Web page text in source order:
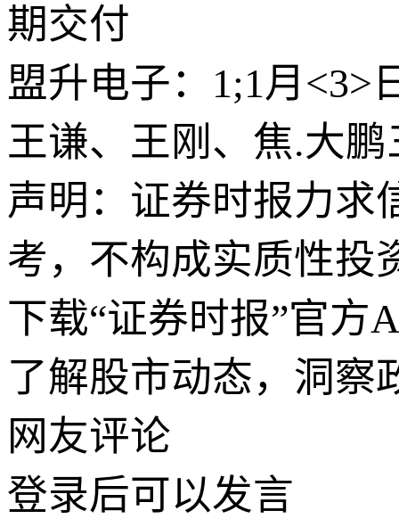
期交付
盟升电子：1;1月<3>
王谦、王刚、焦.大
声明：证券时报力求
考，不构成实质性投
下载“证券时报”官方
了解股市动态，洞察
网友评论
登录后可以发言